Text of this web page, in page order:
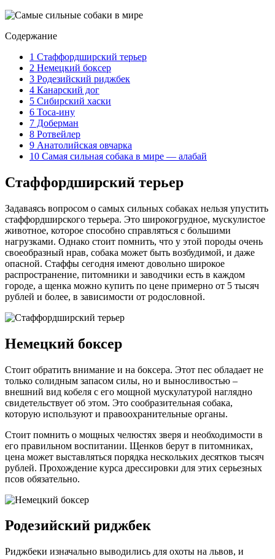
Содержание
1 Стаффордширский терьер
2 Немецкий боксер
3 Родезийский риджбек
4 Канарский дог
5 Сибирский хаски
6 Тоса-ину
7 Доберман
8 Ротвейлер
9 Анатолийская овчарка
10 Самая сильная собака в мире — алабай
Стаффордширский терьер
Задаваясь вопросом о самых сильных собаках нельзя упустить
стаффордширского терьера. Это широкогрудное, мускулистое
животное, которое способно справляться с большими
нагрузками. Однако стоит помнить, что у этой породы очень
своеобразный нрав, собака может быть возбудимой, и даже
опасной. Стаффы сегодня имеют довольно широкое
распространение, питомники и заводчики есть в каждом
городе, а щенка можно купить по цене примерно от 5 тысяч
рублей и более, в зависимости от родословной.
Немецкий боксер
Стоит обратить внимание и на боксера. Этот пес обладает не
только солидным запасом силы, но и выносливостью –
внешний вид кобеля с его мощной мускулатурой наглядно
свидетельствует об этом. Это сообразительная собака,
которую используют и правоохранительные органы.
Стоит помнить о мощных челюстях зверя и необходимости в
его правильном воспитании. Щенков берут в питомниках,
цена может выставляться порядка нескольких десятков тысяч
рублей. Прохождение курса дрессировки для этих серьезных
псов обязательно.
Родезийский риджбек
Риджбеки изначально выводились для охоты на львов, и